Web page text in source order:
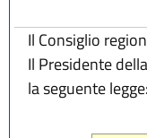
Il Consiglio
Il Presidente
la seguente legge: